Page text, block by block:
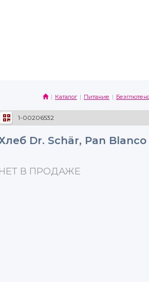
Каталог Питание
1-00206532
Dr. Schär, Pan
НЕТ В ПРОДАЖЕ